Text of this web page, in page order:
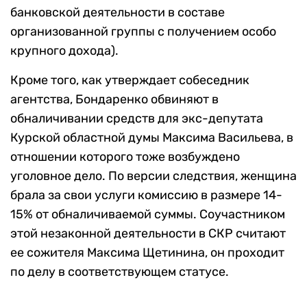
банковской деятельности в составе
организованной группы с получением особо
крупного дохода).
Кроме того, как утверждает собеседник
агентства, Бондаренко обвиняют в
обналичивании средств для экс-депутата
Курской областной думы Максима Васильева, в
отношении которого тоже возбуждено
уголовное дело. По версии следствия, женщина
брала за свои услуги комиссию в размере 14-
15% от обналичиваемой суммы. Соучастником
этой незаконной деятельности в СКР считают
ее сожителя Максима Щетинина, он проходит
по делу в соответствующем статусе.